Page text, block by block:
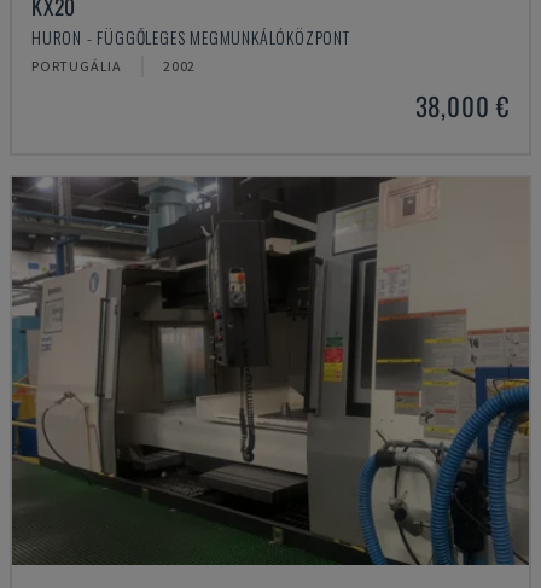
HURON - FÜGGŐLEGES MEGMUNKÁLÓKÖZPONT
PORTUGÁLIA 2002
38,000 €